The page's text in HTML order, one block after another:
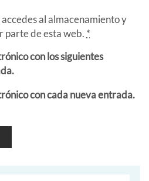
al almacenamiento y
parte de esta web. *
con los siguientes
con cada nueva entrada.